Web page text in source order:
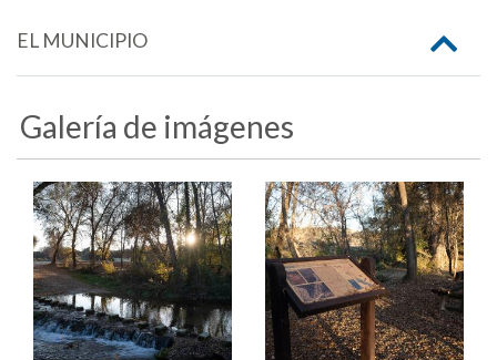
EL MUNICIPIO
Galería de imágenes